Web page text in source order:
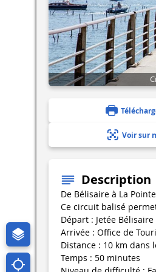
Voir sur
Description
De Bélisaire à La
Ce circuit balisé
Départ : Jetée Bélisaire
Arrivée : Office de
Distance : 10 km dans
Temps : 50 minutes